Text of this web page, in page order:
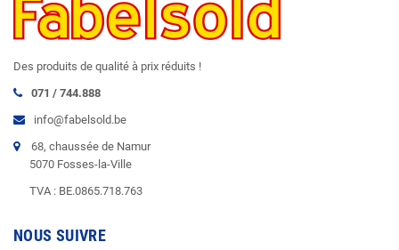
Des produits de qualité à prix réduits !
071 / 744.888
info@fabelsold.be
68, chaussée de Namur
5070 Fosses-la-Ville
TVA : BE.0865.718.763
NOUS SUIVRE